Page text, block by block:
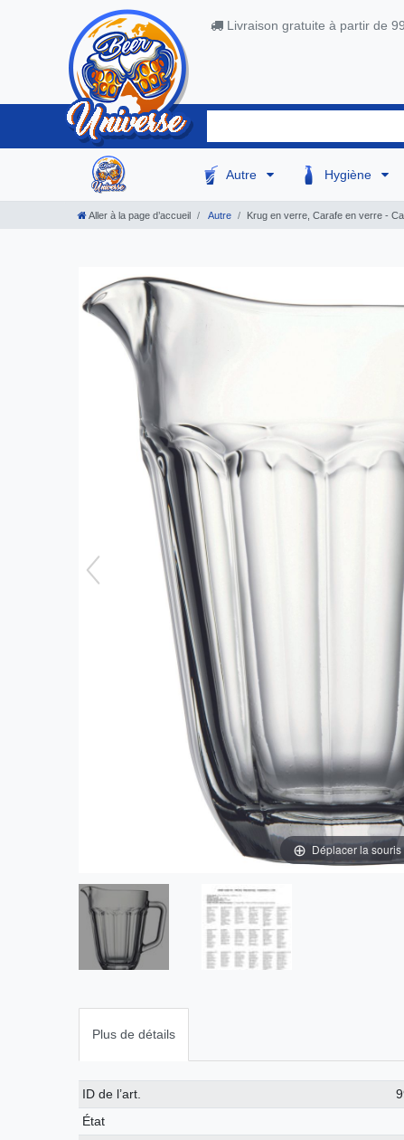
Livraison gratuite à partir de
Autre Hygiène
Aller à la page d’accueil Autre Krug en verre, Carafe en verre -
Déplacer la
Plus de détails
Caractéristique
technique
Valeur
ID de l’art.
État